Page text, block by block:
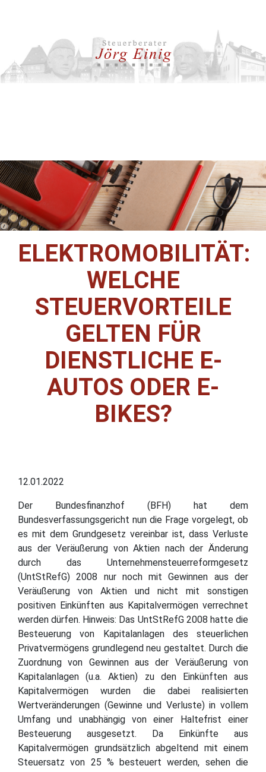
ELEKTROMOBILITÄT:
WELCHE
STEUERVORTEILE
GELTEN FÜR
DIENSTLICHE E-
AUTOS ODER E-
BIKES?
12.01.2022
Der Bundesfinanzhof (BFH) hat dem
Bundesverfassungsgericht nun die Frage vorgelegt, ob
es mit dem Grundgesetz vereinbar ist, dass Verluste
aus der Veräußerung von Aktien nach der Änderung
durch das Unternehmensteuerreformgesetz
(UntStRefG) 2008 nur noch mit Gewinnen aus der
Veräußerung von Aktien und nicht mit sonstigen
positiven Einkünften aus Kapitalvermögen verrechnet
werden dürfen. Hinweis: Das UntStRefG 2008 hatte die
Besteuerung von Kapitalanlagen des steuerlichen
Privatvermögens grundlegend neu gestaltet. Durch die
Zuordnung von Gewinnen aus der Veräußerung von
Kapitalanlagen (u.a. Aktien) zu den Einkünften aus
Kapitalvermögen wurden die dabei realisierten
Wertveränderungen (Gewinne und Verluste) in vollem
Umfang und unabhängig von einer Haltefrist einer
Besteuerung ausgesetzt. Da Einkünfte aus
Kapitalvermögen grundsätzlich abgeltend mit einem
Steuersatz von 25 % besteuert werden, sehen die